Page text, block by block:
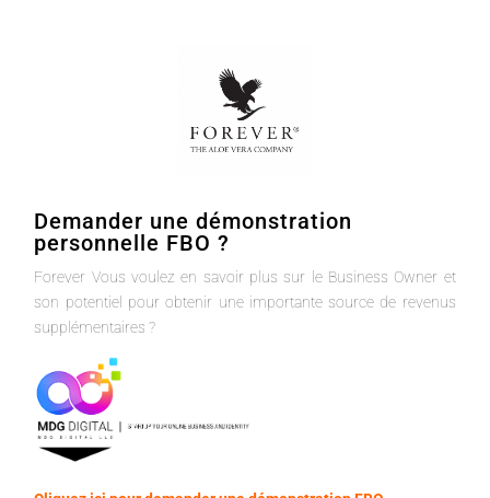
Demander une démonstration
personnelle FBO ?
Forever Vous voulez en savoir plus sur le Business Owner et
son potentiel pour obtenir une importante source de revenus
supplémentaires ?